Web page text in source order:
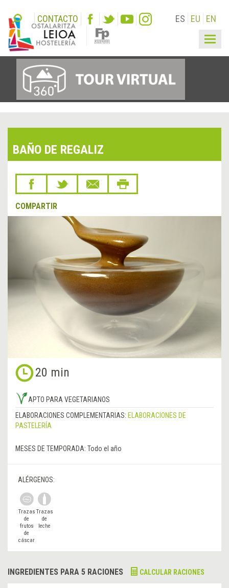
CONTACTO ES EU EN
BAÑO DE REGALIZ
COMPARTIR
20 min
APTO PARA VEGETARIANOS
ELABORACIONES COMPLEMENTARIAS: ELABORACIONES DE
PASTELERÍA
MESES DE TEMPORADA: Todo el año
ALÉRGENOS:
Trazas
de
frutos
de
cáscar
Trazas
de
leche
INGREDIENTES PARA 5 RACIONES CALCULAR RACIONES